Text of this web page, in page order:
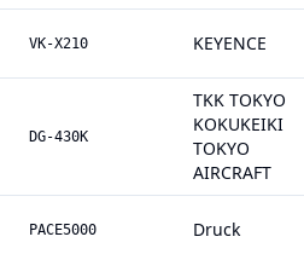
VK-X210 KEYENCE
DG-430K
TKK TOKYO
KOKUKEIKI
TOKYO
AIRCRAFT
PACE5000 Druck